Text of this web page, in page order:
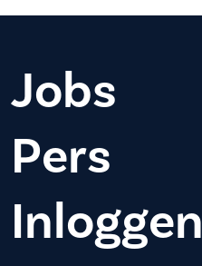
Jobs
Pers
Inloggen